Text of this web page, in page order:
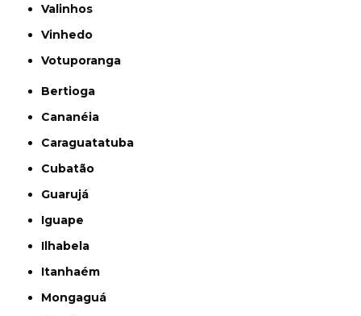
Valinhos
Vinhedo
Votuporanga
Bertioga
Cananéia
Caraguatatuba
Cubatão
Guarujá
Iguape
Ilhabela
Itanhaém
Mongaguá